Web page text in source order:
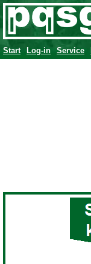
Start Log-in Service